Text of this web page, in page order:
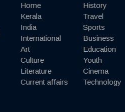
Home
Kerala
India
International
Art
Culture
Literature
Current affairs
History
Travel
Sports
Business
Education
Youth
Cinema
Technology